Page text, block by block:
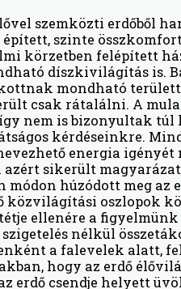
szemközti erdőből
szinte
körzetben felépített
díszkivilágítás is.
mondható
csak rátalálni. A
nem is bizonyultak túl
kérdéseinkre.
energia igényét
azért sikerült
húzódott meg az
oszlopok
ellenére a
nélkül
a falevelek alatt,
hogy az erdő
erdő csendje helyett